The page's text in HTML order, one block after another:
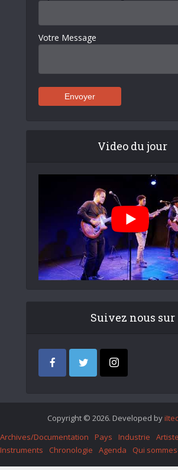
Votre Message
Video du jour
Suivez nous sur
Copyright © 2026. Developed by
Archives/Documentation
Pays Industrie
Instruments
Chronologie Agenda Qui